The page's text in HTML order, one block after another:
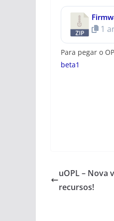
1
Para pegar o
beta1
uOPL – Nova
recursos!